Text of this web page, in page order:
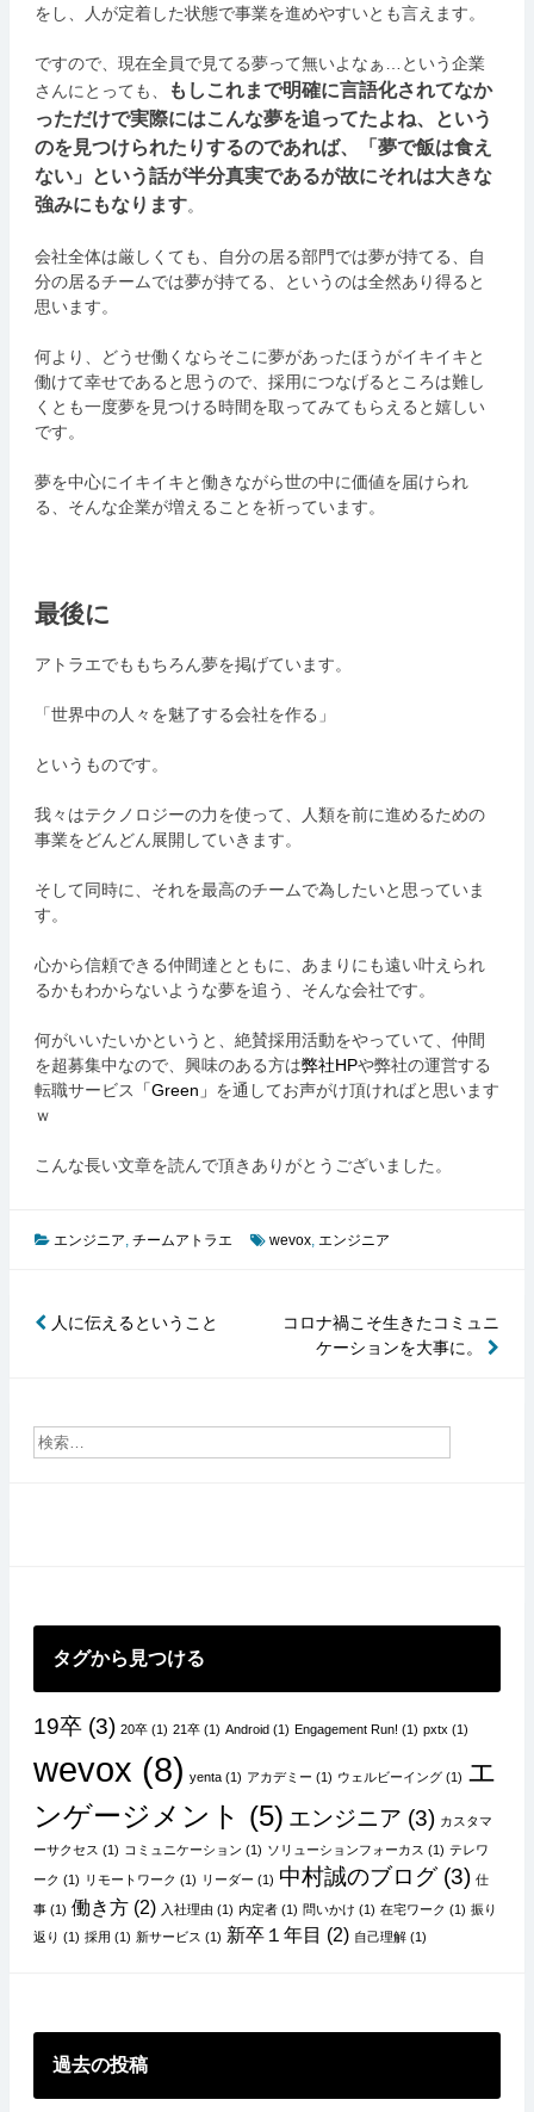
をし、人が定着した状態で事業を進めやすいとも言えます。
ですので、現在全員で見てる夢って無いよなぁ…という企業
さんにとっても、
もしこれまで明確に言語化されてなか
っただけで実際にはこんな夢を追ってたよね、という
のを見つけられたりするのであれば、「夢で飯は食え
ない」という話が半分真実であるが故にそれは大きな
強みにもなります。
会社全体は厳しくても、自分の居る部門では夢が持てる、自
分の居るチームでは夢が持てる、というのは全然あり得ると
思います。
何より、どうせ働くならそこに夢があったほうがイキイキと
働けて幸せであると思うので、採用につなげるところは難し
くとも一度夢を見つける時間を取ってみてもらえると嬉しい
です。
夢を中心にイキイキと働きながら世の中に価値を届けられ
る、そんな企業が増えることを祈っています。
最後に
アトラエでももちろん夢を掲げています。
「世界中の人々を魅了する会社を作る」
というものです。
我々はテクノロジーの力を使って、人類を前に進めるための
事業をどんどん展開していきます。
そして同時に、それを最高のチームで為したいと思っていま
す。
心から信頼できる仲間達とともに、あまりにも遠い叶えられ
るかもわからないような夢を追う、そんな会社です。
何がいいたいかというと、絶賛採用活動をやっていて、仲間
を超募集中なので、興味のある方は弊社HPや弊社の運営する
転職サービス
「Green」 を通してお声がけ頂ければと思います
ｗ
こんな長い文章を読んで頂きありがとうございました。
エンジニア, チームアトラエ wevox, エンジニア
投
ビ
ン
人に伝えるということ
コロナ禍こそ生きたコミュニ
ケーションを大事に。
タグから見つける
19卒(3) 20卒(1) 21卒(1) Android(1) Engagement Run! (1) pxtx (1)
wevox (8) yenta(1) アカデミー (1) ウェルビーイング(1) エ
ンゲージメント (5) エンジニア (3) カスタマ
ーサクセス (1) コミュニケーション (1) ソリューションフォーカス (1) テレワ
ーク (1) リモートワーク (1) リーダー (1) 中村誠のブログ(3) 仕
事(1) 働き方(2) 入社理由 (1) 内定者(1) 問いかけ (1) 在宅ワーク (1) 振り
返り (1) 採用 (1) 新サービス (1) 新卒１年目 (2) 自己理解(1)
過去の投稿